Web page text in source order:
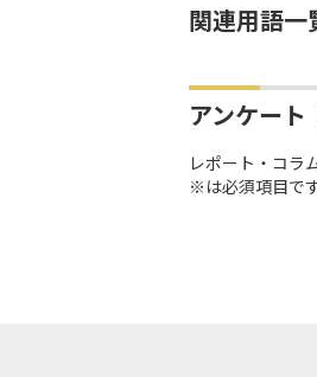
関連用語一
アンケート
レポート・コラ
※は必須項目です